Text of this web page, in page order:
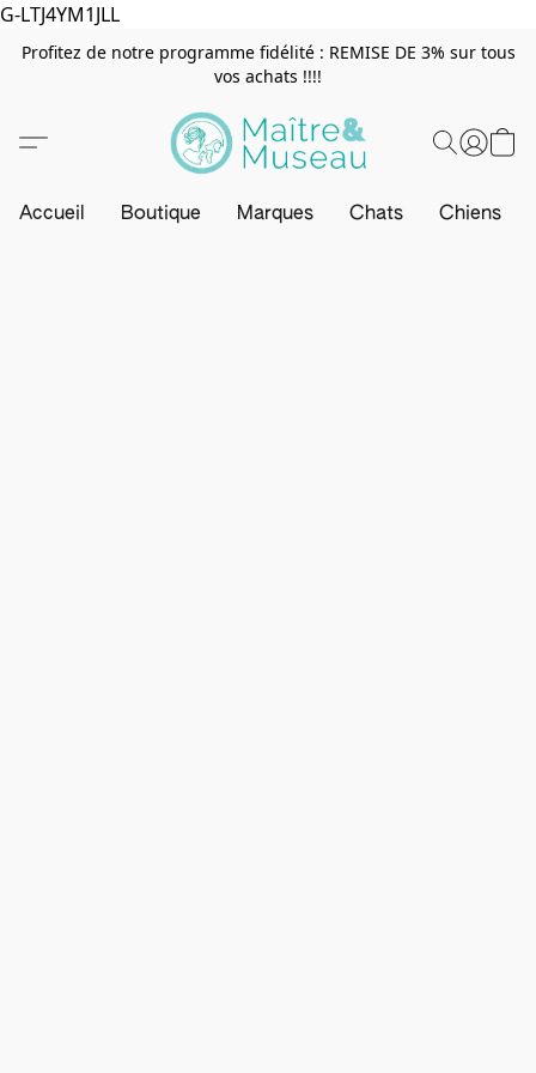
G-LTJ4YM1JLL
Profitez de notre programme fidélité : REMISE DE 3% sur tous
vos achats !!!!
Accueil Boutique Marques Chats Chiens